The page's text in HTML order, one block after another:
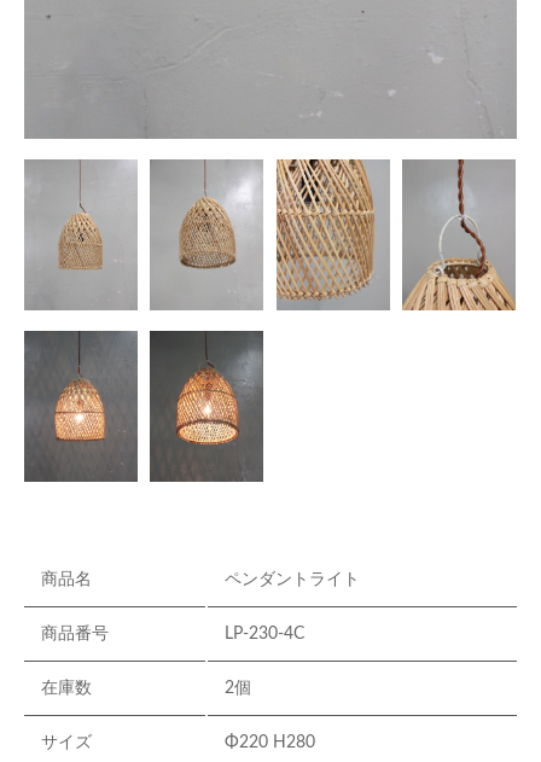
商品名 ペンダントライト
商品番号 LP-230-4C
在庫数 2個
サイズ Φ220 H280